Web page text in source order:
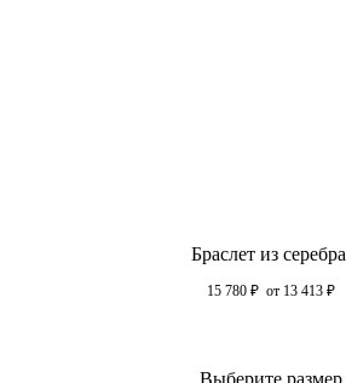
Браслет из серебра
15 780 ₽ от 13 413 ₽
Выберите размер